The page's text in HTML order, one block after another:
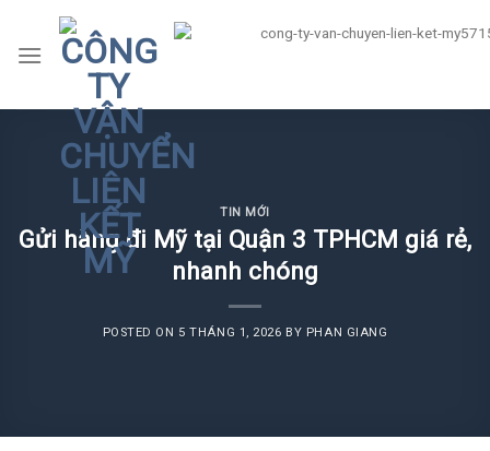
content
TIN MỚI
Gửi hàng đi Mỹ tại Quận 3 TPHCM giá rẻ,
nhanh chóng
POSTED ON 5 THÁNG 1, 2026 BY PHAN GIANG